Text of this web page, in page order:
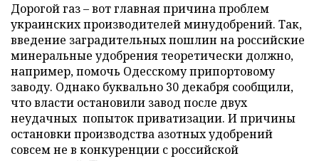
Дорогой газ – вот главная причина проблем
украинских производителей минудобрений. Так,
введение заградительных пошлин на российские
минеральные удобрения теоретически должно,
например, помочь Одесскому припортовому
заводу. Однако буквально 30 декабря сообщили,
что власти остановили завод после двух
неудачных попыток приватизации. И причины
остановки производства азотных удобрений
совсем не в конкуренции с российской